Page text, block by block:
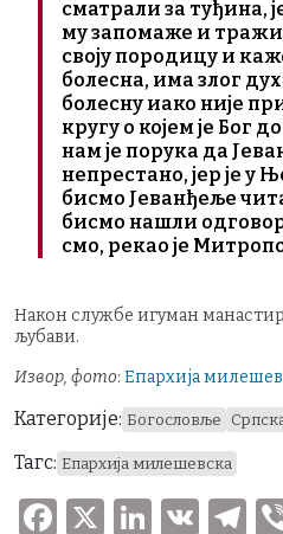
сматрали за туђина,
му запомаже и
своју породицу и
болесна, има злог
болесну иако није
кругу о којем је Бог
нам је порука да
непрестано, јер је у
бисмо Јеванђеље
бисмо нашли
смо, рекао је
Након службе игуман
љубави.
Извор, фото: Епархија
Категорије: Богословље
Тагс: Епархија милешевска
F
X
Li V
T